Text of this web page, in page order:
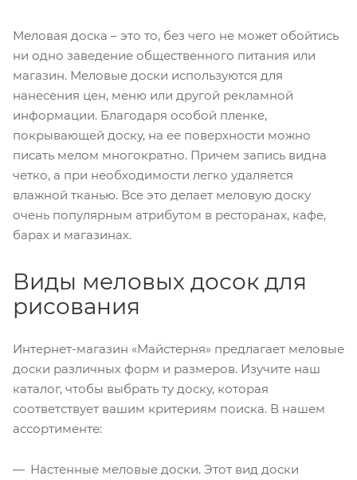
Меловая доска – это то, без чего не может обойтись
ни одно заведение общественного питания или
магазин. Меловые доски используются для
нанесения цен, меню или другой рекламной
информации. Благодаря особой пленке,
покрывающей доску, на ее поверхности можно
писать мелом многократно. Причем запись видна
четко, а при необходимости легко удаляется
влажной тканью. Все это делает меловую доску
очень популярным атрибутом в ресторанах, кафе,
барах и магазинах.
Виды меловых досок для
рисования
Интернет-магазин «Майстерня» предлагает меловые
доски различных форм и размеров. Изучите наш
каталог, чтобы выбрать ту доску, которая
соответствует вашим критериям поиска. В нашем
ассортименте:
Настенные меловые доски. Этот вид доски